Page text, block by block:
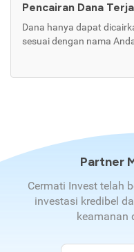
Pencairan Dana
Dana hanya dapat
sesuai dengan nama
Partner
Cermati Invest telah
investasi kredibel
keamanan